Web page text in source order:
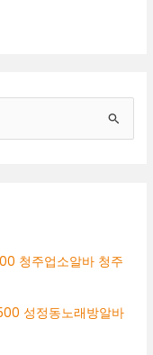
청주업소알바 청주
성정동노래방알바